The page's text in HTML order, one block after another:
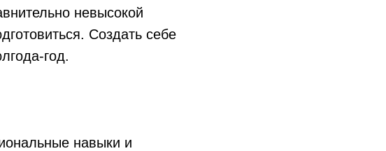
невысокой
Создать себе
год.
навыки и